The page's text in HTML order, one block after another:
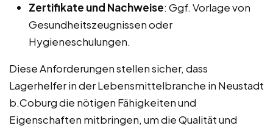
Zertifikate und Nachweise: Ggf. Vorlage von
Gesundheitszeugnissen oder
Hygieneschulungen.
Diese Anforderungen stellen sicher, dass
Lagerhelfer in der Lebensmittelbranche in Neustadt
b.Coburg die nötigen Fähigkeiten und
Eigenschaften mitbringen, um die Qualität und